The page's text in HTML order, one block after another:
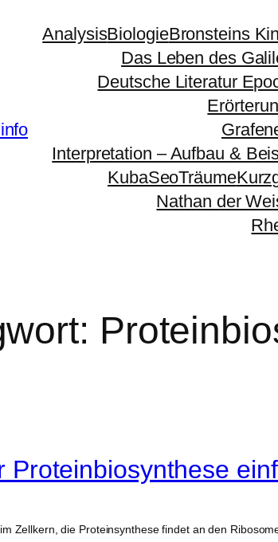
AnalysisBiologieBronsteins
Das Leben des
Deutsche Literatur
Interpretation – Aufbau &
KubaSeoTräume
Nathan der
Proteinbiosynthese
Zellkern, die Proteinsynthese findet an den